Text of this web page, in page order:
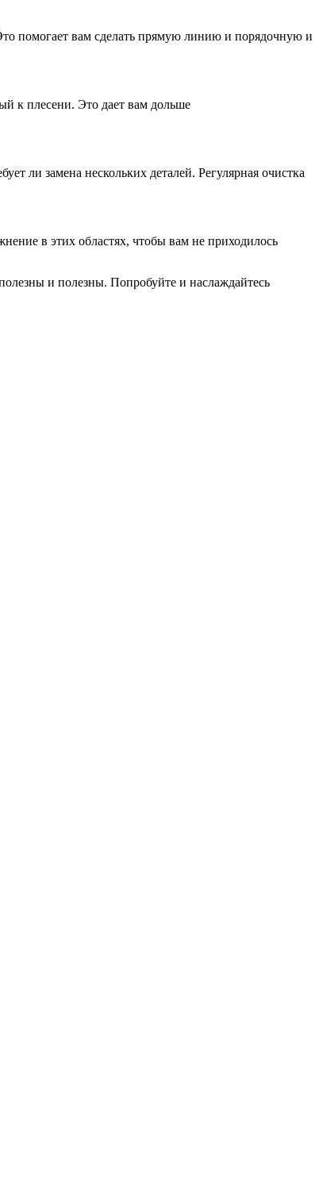
помогает вам сделать прямую линию и порядочную и
к плесени. Это дает вам дольше
ли замена нескольких деталей. Регулярная очистка
в этих областях, чтобы вам не приходилось
и полезны. Попробуйте и наслаждайтесь